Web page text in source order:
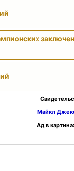
Майкл
Ад в